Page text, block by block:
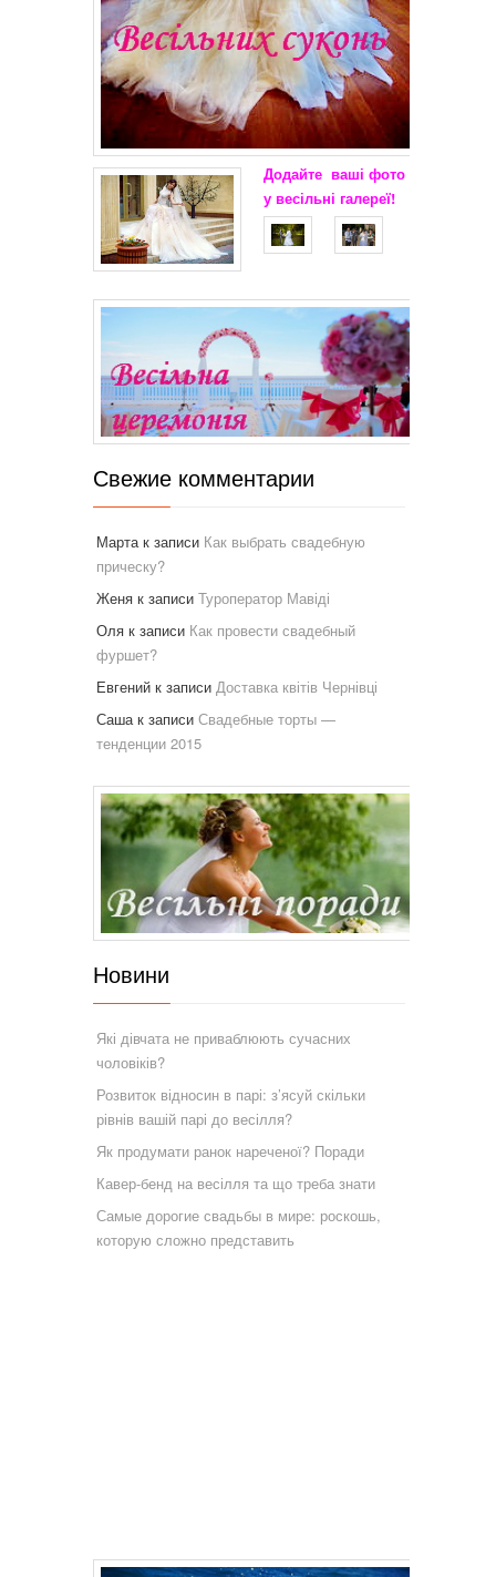
Додайте ваші фото
у весільні галереї!
Свежие комментарии
Марта к записи Как выбрать свадебную
прическу?
Женя к записи Туроператор Мавіді
Оля к записи Как провести свадебный
фуршет?
Евгений к записи Доставка квітів Чернівці
Саша к записи Свадебные торты —
тенденции 2015
Новини
Які дівчата не приваблюють сучасних
чоловіків?
Розвиток відносин в парі: з’ясуй скільки
рівнів вашій парі до весілля?
Як продумати ранок нареченої? Поради
Кавер-бенд на весілля та що треба знати
Самые дорогие свадьбы в мире: роскошь,
которую сложно представить